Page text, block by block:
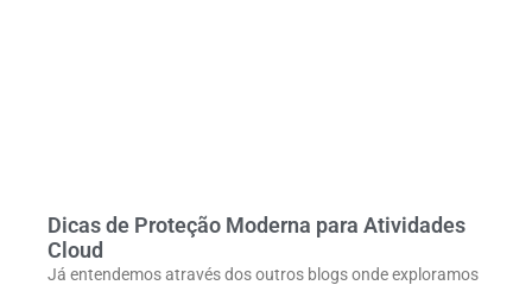
Dicas de Proteção Moderna para Atividades
Cloud
Já entendemos através dos outros blogs onde exploramos